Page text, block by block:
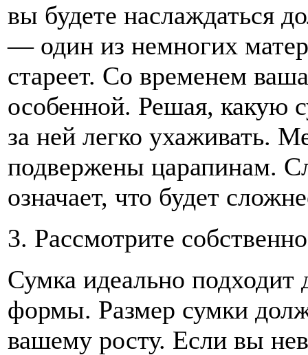
вы будете наслаждаться
— один из немногих
стареет. Со временем
особенной. Решая, какую
за ней легко ухаживать.
подвержены царапинам.
означает, что будет
3. Рассмотрите
Сумка идеально подходит
формы. Размер сумки
вашему росту. Если вы